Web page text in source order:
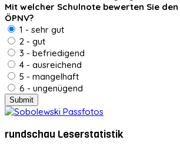
Mit welcher Schulnote bewerten Sie
ÖPNV?
1 - sehr gut
2 - gut
3 - befriedigend
4 - ausreichend
5 - mangelhaft
6 - ungenügend
rundschau Leserstatistik